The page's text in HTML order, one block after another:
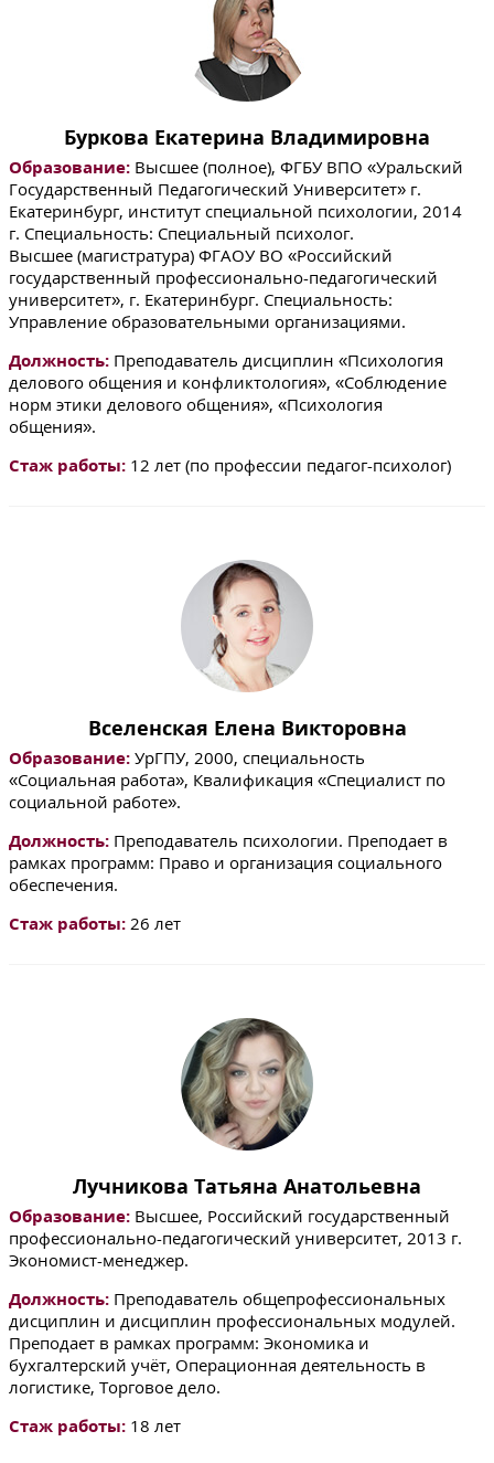
Буркова Екатерина Владимировна
Образование: Высшее (полное), ФГБУ ВПО «Уральский
Государственный Педагогический Университет» г.
Екатеринбург, институт специальной психологии, 2014
г. Специальность: Специальный психолог.
Высшее (магистратура) ФГАОУ ВО «Российский
государственный профессионально-педагогический
университет», г. Екатеринбург. Специальность:
Управление образовательными организациями.
Должность: Преподаватель дисциплин «Психология
делового общения и конфликтология», «Соблюдение
норм этики делового общения», «Психология
общения».
Стаж работы: 12 лет (по профессии педагог-психолог)
Вселенская Елена Викторовна
Образование: УрГПУ, 2000, специальность
«Социальная работа», Квалификация «Специалист по
социальной работе».
Должность: Преподаватель психологии. Преподает в
рамках программ: Право и организация социального
обеспечения.
Стаж работы: 26 лет
Лучникова Татьяна Анатольевна
Образование: Высшее, Российский государственный
профессионально-педагогический университет, 2013 г.
Экономист-менеджер.
Должность: Преподаватель общепрофессиональных
дисциплин и дисциплин профессиональных модулей.
Преподает в рамках программ: Экономика и
бухгалтерский учёт, Операционная деятельность в
логистике, Торговое дело.
Стаж работы: 18 лет